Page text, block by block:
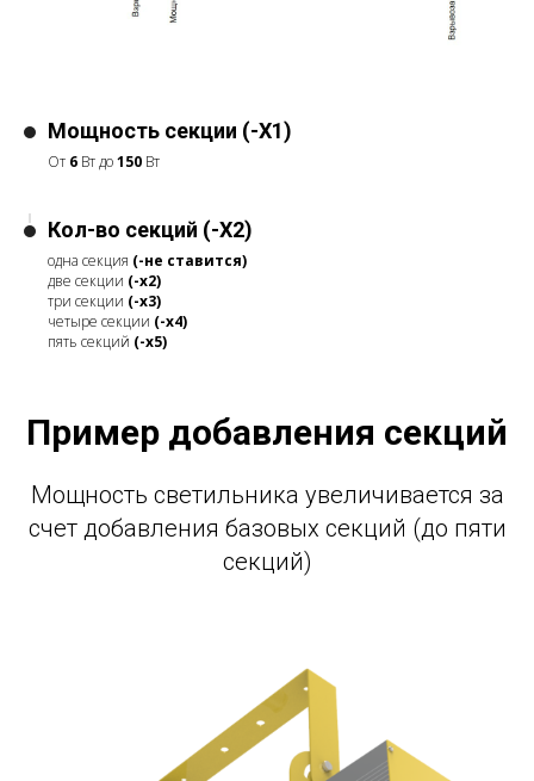
Мощность секции (-X1)
От 6 Вт до150 Вт
Кол-во секций (-X2)
одна секция (-не ставится)
две секции (-x2)
три секции (-x3)
четыре секции (-x4)
пять секций (-x5)
Пример добавления секций
Мощность светильника увеличивается за
счет добавления базовых секций (до пяти
секций)